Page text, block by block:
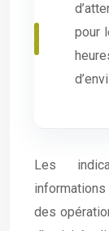
pour
Les
des